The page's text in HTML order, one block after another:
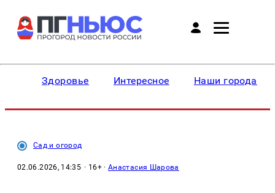
Здоровье Интересное Наши города
Сад и огород
02.06.2026, 14:35 · 16+ ·Анастасия Шарова